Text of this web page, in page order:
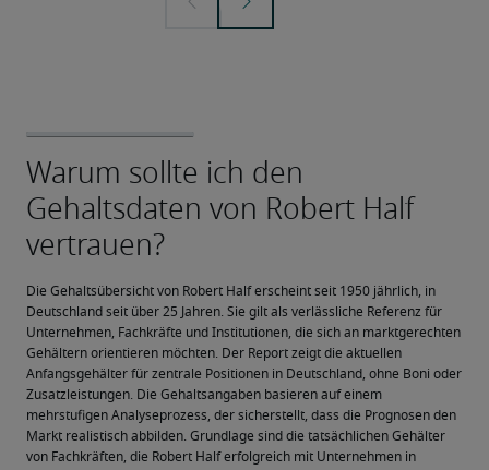
Die Gehaltsübersicht von Robert Half erscheint seit 1950 jährlich, in
Deutschland seit über 25 Jahren. Sie gilt als verlässliche Referenz für
Unternehmen, Fachkräfte und Institutionen, die sich an marktgerechten
Gehältern orientieren möchten. Der Report zeigt die aktuellen
Anfangsgehälter für zentrale Positionen in Deutschland, ohne Boni oder
Zusatzleistungen. Die Gehaltsangaben basieren auf einem
mehrstufigen Analyseprozess, der sicherstellt, dass die Prognosen den
Markt realistisch abbilden. Grundlage sind die tatsächlichen Gehälter
von Fachkräften, die Robert Half erfolgreich mit Unternehmen in